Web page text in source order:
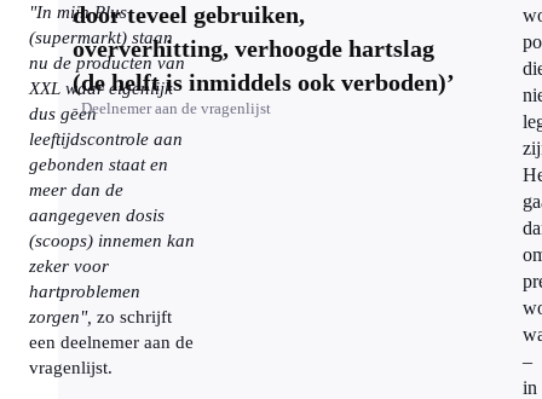
"In mijn Plus
(supermarkt) staan
nu de producten van
XXL waar eigenlijk
dus geen
leeftijdscontrole aan
gebonden staat en
meer dan de
aangegeven dosis
(scoops) innemen kan
zeker voor
hartproblemen
zorgen", zo schrijft
een deelnemer aan de
vragenlijst.
door teveel gebruiken,
oververhitting, verhoogde hartslag
(de helft is inmiddels ook verboden)’
- Deelnemer aan de vragenlijst
–
in